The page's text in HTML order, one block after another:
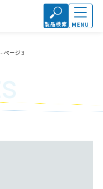
製品検索 MENU
-ページ 3